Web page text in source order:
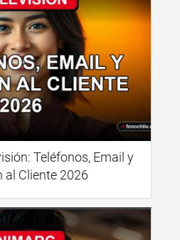
Teléfonos, Email y
al Cliente 2026